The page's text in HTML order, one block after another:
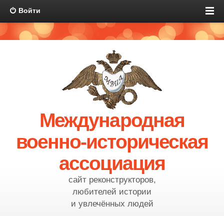
Войти
Международная
военно-историческая
ассоциация
сайт реконструкторов,
любителей истории
и увлечённых людей